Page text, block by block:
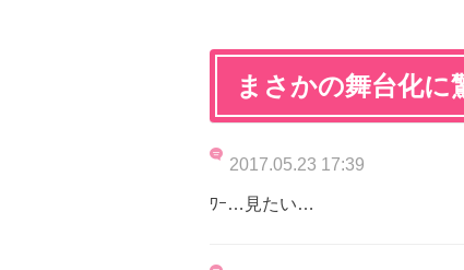
まさかの舞台化に
2017.05.23 17:39
ﾜｰ…見たい…